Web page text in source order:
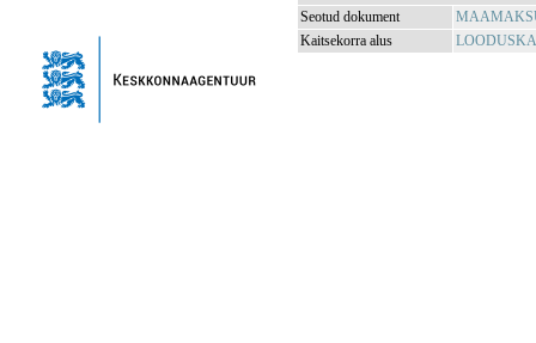
Seotud dokument
Kaitsekorra alus